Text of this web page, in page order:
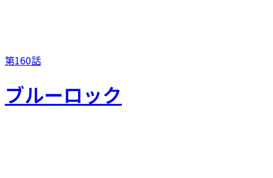
第160話
ブルーロック